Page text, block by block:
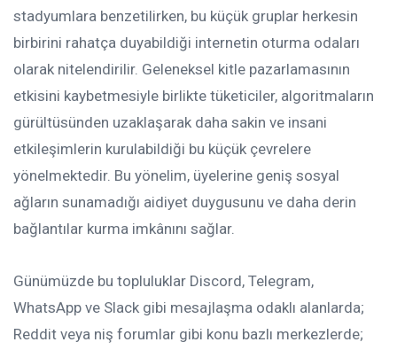
stadyumlara benzetilirken, bu küçük gruplar herkesin
birbirini rahatça duyabildiği internetin oturma odaları
olarak nitelendirilir. Geleneksel kitle pazarlamasının
etkisini kaybetmesiyle birlikte tüketiciler, algoritmaların
gürültüsünden uzaklaşarak daha sakin ve insani
etkileşimlerin kurulabildiği bu küçük çevrelere
yönelmektedir. Bu yönelim, üyelerine geniş sosyal
ağların sunamadığı aidiyet duygusunu ve daha derin
bağlantılar kurma imkânını sağlar.
Günümüzde bu topluluklar Discord, Telegram,
WhatsApp ve Slack gibi mesajlaşma odaklı alanlarda;
Reddit veya niş forumlar gibi konu bazlı merkezlerde;